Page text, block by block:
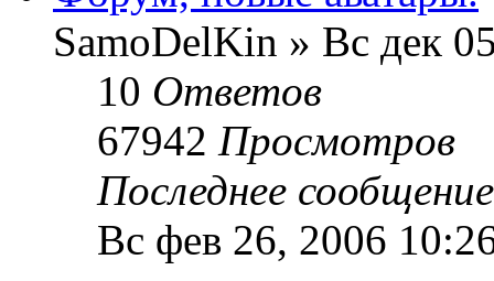
SamoDelKin » Вс дек
10 Ответов
67942 Просмотров
Последнее
Вс фев 26, 2006